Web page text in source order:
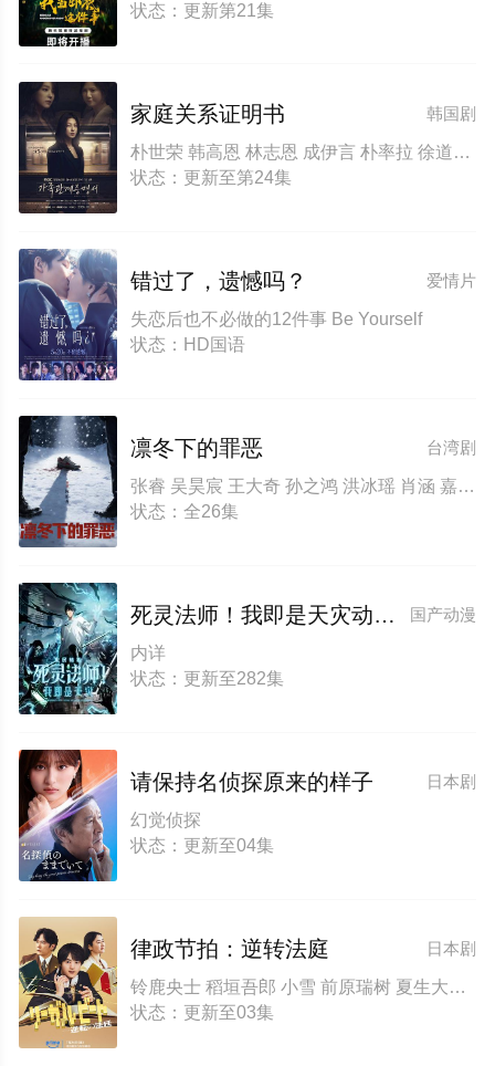
状态：更新第21集
韩国剧
家庭关系证明书
朴世荣 韩高恩 林志恩 成伊言 朴率拉 徐道永 全胜彬
状态：更新至第24集
爱情片
错过了，遗憾吗？
失恋后也不必做的12件事 Be Yourself
状态：HD国语
台湾剧
凛冬下的罪恶
张睿 吴昊宸 王大奇 孙之鸿 洪冰瑶 肖涵 嘉泽 李蒲赫 左腾云 何磊 王心嫚 李繁 苏宥辰 刘佳萌 洪爽 刘亭希 窦新豪 刘伟峰 刘朔豪 徐章
状态：全26集
国产动漫
死灵法师！我即是天灾动态漫画
内详
状态：更新至282集
日本剧
请保持名侦探原来的样子
幻觉侦探
状态：更新至04集
日本剧
律政节拍：逆转法庭
铃鹿央士 稻垣吾郎 小雪 前原瑞树 夏生大湖 伊藤万理华 田中哲司
状态：更新至03集